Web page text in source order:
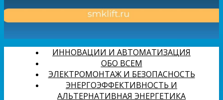
ИННОВАЦИИ И АВТОМАТИЗАЦИЯ
ОБО ВСЕМ
ЭЛЕКТРОМОНТАЖ И БЕЗОПАСНОСТЬ
ЭНЕРГОЭФФЕКТИВНОСТЬ И
АЛЬТЕРНАТИВНАЯ ЭНЕРГЕТИКА